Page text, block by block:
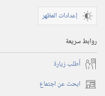
إعدادات المظهر
روابط سريعة
أُطلب زيارة
ابحث عن اجتماع (يفتح